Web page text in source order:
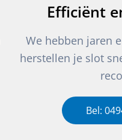
Efficiënt
We hebben jaren
herstellen je slot
Bel: